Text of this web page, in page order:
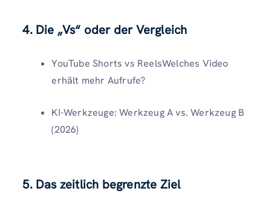
4. Die „Vs“ oder der Vergleich
YouTube Shorts vs ReelsWelches Video
erhält mehr Aufrufe?
KI-Werkzeuge: Werkzeug A vs. Werkzeug B
(2026)
5. Das zeitlich begrenzte Ziel